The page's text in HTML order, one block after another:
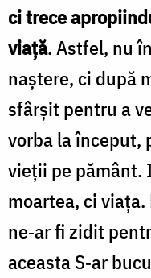
ci trece
viață. Astfel, nu
naştere, ci după
sfârşit pentru a
vorba la început,
vieții pe pământ.
moartea, ci
ne‑ar fi zidit
aceasta S‑ar